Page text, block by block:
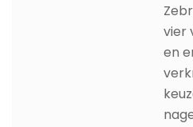
vier
en